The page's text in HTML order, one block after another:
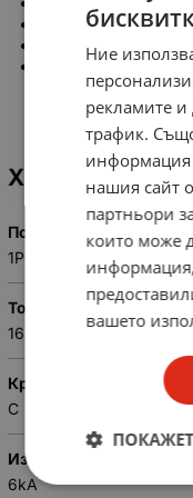
Ток на утечка:
Брой полюси: 1L+N
Монтаж: Еврошина
Полюси
1P+N
Ток
16A
Крива
C
Изключвателна
6kA
Ние
рекламите
трафик.
информация
нашия сайт
партньори
които може
вашето